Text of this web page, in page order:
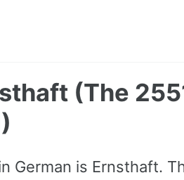
(The
German is Ernsthaft.